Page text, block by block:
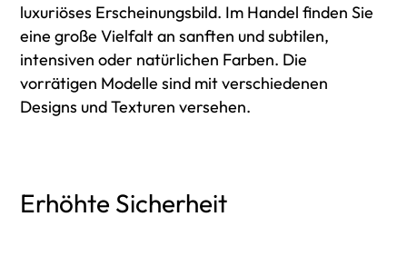
luxuriöses Erscheinungsbild. Im Handel finden Sie
eine große Vielfalt an sanften und subtilen,
intensiven oder natürlichen Farben. Die
vorrätigen Modelle sind mit verschiedenen
Designs und Texturen versehen.
Erhöhte Sicherheit